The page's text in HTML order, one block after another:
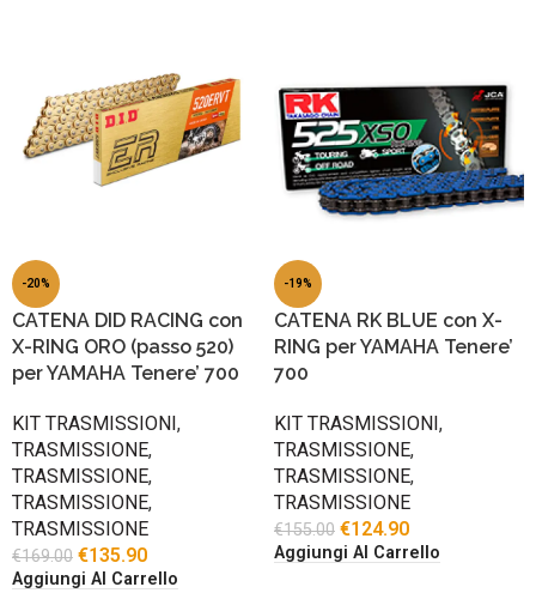
-20%
CATENA DID RACING con
X-RING ORO (passo 520)
per YAMAHA Tenere’ 700
KIT TRASMISSIONI ,
TRASMISSIONE,
TRASMISSIONE,
TRASMISSIONE,
TRASMISSIONE
€169.00 €135.90
Aggiungi Al Carrello
-19%
CATENA RK BLUE con X-
RING per YAMAHA Tenere’
700
KIT TRASMISSIONI ,
TRASMISSIONE,
TRASMISSIONE,
TRASMISSIONE
€155.00 €124.90
Aggiungi Al Carrello